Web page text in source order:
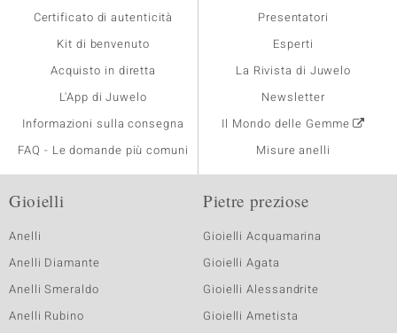
Certificato di autenticità
Kit di benvenuto
Acquisto in diretta
L'App di Juwelo
Informazioni sulla consegna
FAQ - Le domande più comuni
Presentatori
Esperti
La Rivista di Juwelo
Newsletter
Il Mondo delle Gemme
Misure anelli
Gioielli
Anelli
Anelli Diamante
Anelli Smeraldo
Anelli Rubino
Pietre preziose
Gioielli Acquamarina
Gioielli Agata
Gioielli Alessandrite
Gioielli Ametista